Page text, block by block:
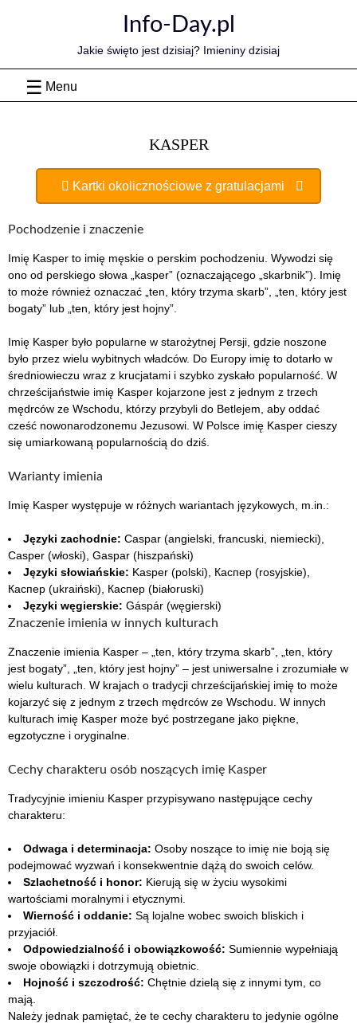
Info-Day.pl
Jakie święto jest dzisiaj? Imieniny dzisiaj
Menu
KASPER
Kartki okolicznościowe z gratulacjami
Pochodzenie i znaczenie
Imię Kasper to imię męskie o perskim pochodzeniu. Wywodzi się
ono od perskiego słowa „kasper” (oznaczającego „skarbnik”). Imię
to może również oznaczać „ten, który trzyma skarb”, „ten, który jest
bogaty” lub „ten, który jest hojny”.
Imię Kasper było popularne w starożytnej Persji, gdzie noszone
było przez wielu wybitnych władców. Do Europy imię to dotarło w
średniowieczu wraz z krucjatami i szybko zyskało popularność. W
chrześcijaństwie imię Kasper kojarzone jest z jednym z trzech
mędrców ze Wschodu, którzy przybyli do Betlejem, aby oddać
cześć nowonarodzonemu Jezusowi. W Polsce imię Kasper cieszy
się umiarkowaną popularnością do dziś.
Warianty imienia
Imię Kasper występuje w różnych wariantach językowych, m.in.:
Języki zachodnie: Caspar (angielski, francuski, niemiecki),
Casper (włoski), Gaspar (hiszpański)
Języki słowiańskie: Kasper (polski), Каспер (rosyjskie),
Каспер (ukraiński), Каспер (białoruski)
Języki węgierskie: Gáspár (węgierski)
Znaczenie imienia w innych kulturach
Znaczenie imienia Kasper – „ten, który trzyma skarb”, „ten, który
jest bogaty”, „ten, który jest hojny” – jest uniwersalne i zrozumiałe w
wielu kulturach. W krajach o tradycji chrześcijańskiej imię to może
kojarzyć się z jednym z trzech mędrców ze Wschodu. W innych
kulturach imię Kasper może być postrzegane jako piękne,
egzotyczne i oryginalne.
Cechy charakteru osób noszących imię Kasper
Tradycyjnie imieniu Kasper przypisywano następujące cechy
charakteru:
Odwaga i determinacja: Osoby noszące to imię nie boją się
podejmować wyzwań i konsekwentnie dążą do swoich celów.
Szlachetność i honor: Kierują się w życiu wysokimi
wartościami moralnymi i etycznymi.
Wierność i oddanie: Są lojalne wobec swoich bliskich i
przyjaciół.
Odpowiedzialność i obowiązkowość: Sumiennie wypełniają
swoje obowiązki i dotrzymują obietnic.
Hojność i szczodrość: Chętnie dzielą się z innymi tym, co
mają.
Należy jednak pamiętać, że te cechy charakteru to jedynie ogólne